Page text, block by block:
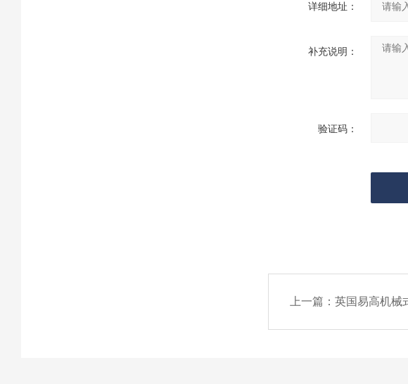
详细地址：
补充说明：
验证码：
上一篇：英国易高机械